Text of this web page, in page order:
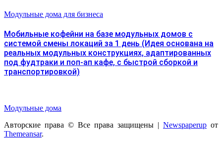
Модульные дома для бизнеса
Мобильные кофейни на базе модульных домов с
системой смены локаций за 1 день (Идея основана на
реальных модульных конструкциях, адаптированных
под фудтраки и поп-ап кафе, с быстрой сборкой и
транспортировкой)
Модульные дома
Авторские права © Все права защищены | Newspaperup от
Themeansar.